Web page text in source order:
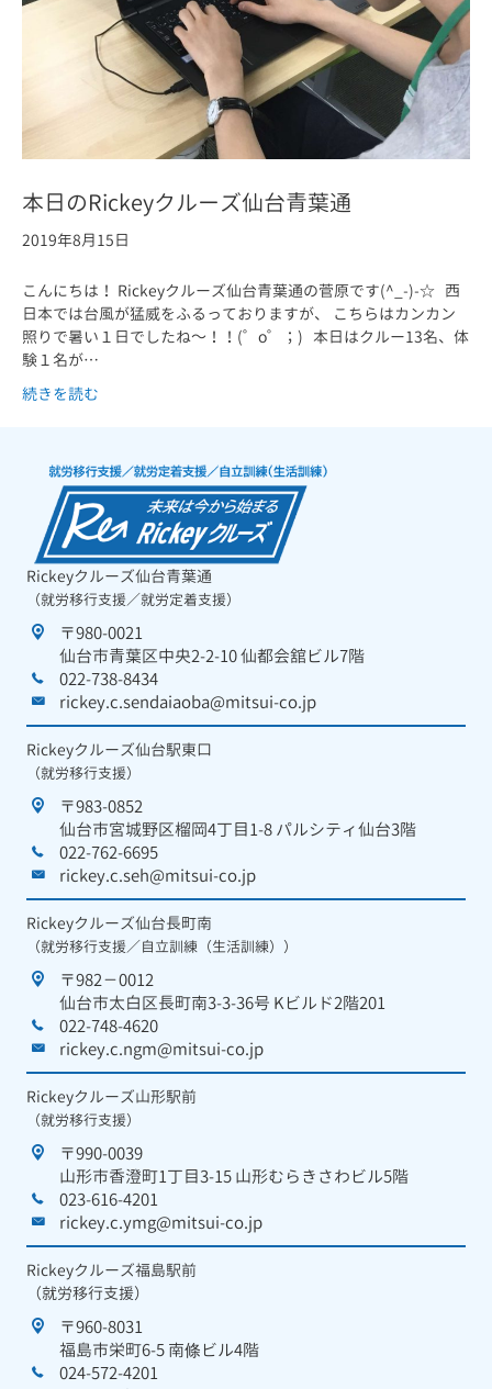
本日のRickeyクルーズ仙台青葉通
2019年8月15日
こんにちは！ Rickeyクルーズ仙台青葉通の菅原です(^_-)-☆ 西
日本では台風が猛威をふるっておりますが、 こちらはカンカン
照りで暑い１日でしたね～！！(゜o゜；) 本日はクルー13名、体
験１名が…
続きを読む
Rickeyクルーズ仙台青葉通
（就労移行支援／就労定着支援）
〒980-0021
仙台市青葉区中央2-2-10 仙都会舘ビル7階
022-738-8434
rickey.c.sendaiaoba@mitsui-co.jp
Rickeyクルーズ仙台駅東口
（就労移行支援）
〒983-0852
仙台市宮城野区榴岡4丁目1-8 パルシティ仙台3階
022-762-6695
rickey.c.seh@mitsui-co.jp
Rickeyクルーズ仙台長町南
（就労移行支援／自立訓練（生活訓練））
〒982－0012
仙台市太白区長町南3-3-36号 Kビルド2階201
022-748-4620
rickey.c.ngm@mitsui-co.jp
Rickeyクルーズ山形駅前
（就労移行支援）
〒990-0039
山形市香澄町1丁目3-15 山形むらきさわビル5階
023-616-4201
rickey.c.ymg@mitsui-co.jp
Rickeyクルーズ福島駅前
（就労移行支援）
〒960-8031
福島市栄町6-5 南條ビル4階
024-572-4201